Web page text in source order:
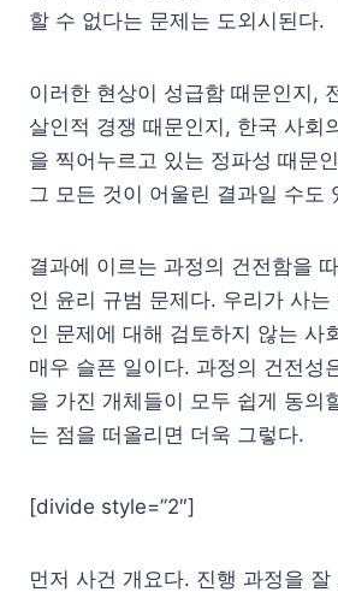
할 수 없다는 문제는 도외시된다.
이러한 현상이 성급함 때문인지,
살인적 경쟁 때문인지, 한국 사회
을 찍어누르고 있는 정파성 때문
그 모든 것이 어울린 결과일 수도
결과에 이르는 과정의 건전함을
인 윤리 규범 문제다. 우리가 사는
인 문제에 대해 검토하지 않는 사
매우 슬픈 일이다. 과정의 건전성
을 가진 개체들이 모두 쉽게 동의
는 점을 떠올리면 더욱 그렇다.
[divide style=”2″]
먼저 사건 개요다. 진행 과정을